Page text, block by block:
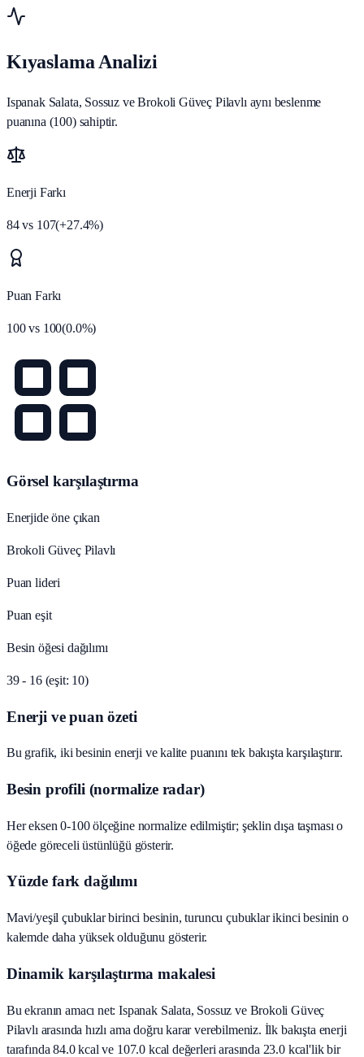
Kıyaslama Analizi
Ispanak Salata, Sossuz ve Brokoli Güveç Pilavlı aynı beslenme
puanına (100) sahiptir.
Enerji Farkı
84vs 107(+27.4%)
Puan Farkı
100vs 100(0.0%)
Görsel karşılaştırma
Enerjide öne çıkan
Brokoli Güveç Pilavlı
Puan lideri
Puan eşit
Besin öğesi dağılımı
39 - 16 (eşit: 10)
Enerji ve puan özeti
Bu grafik, iki besinin enerji ve kalite puanını tek bakışta karşılaştırır.
Besin profili (normalize radar)
Her eksen 0-100 ölçeğine normalize edilmiştir; şeklin dışa taşması o
öğede göreceli üstünlüğü gösterir.
Yüzde fark dağılımı
Mavi/yeşil çubuklar birinci besinin, turuncu çubuklar ikinci besinin o
kalemde daha yüksek olduğunu gösterir.
Dinamik karşılaştırma makalesi
Bu ekranın amacı net: Ispanak Salata, Sossuz ve Brokoli Güveç
Pilavlı arasında hızlı ama doğru karar verebilmeniz. İlk bakışta enerji
tarafında 84.0 kcal ve 107.0 kcal değerleri arasında 23.0 kcal'lik bir